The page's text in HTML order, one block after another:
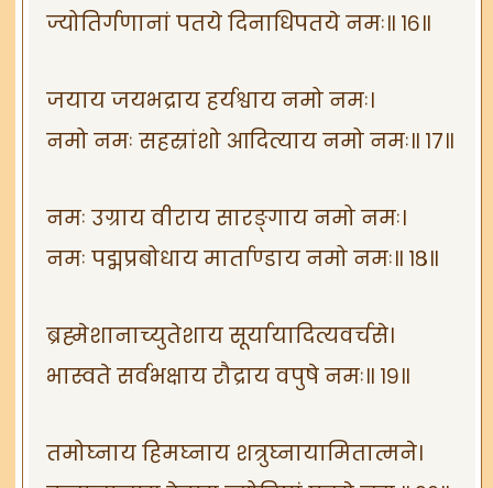
ज्योतिर्गणानां पतये दिनाधिपतये नमः॥ १६॥
जयाय जयभद्राय हर्यश्वाय नमो नमः।
नमो नमः सहस्रांशो आदित्याय नमो नमः॥ १७॥
नमः उग्राय वीराय सारङ्गाय नमो नमः।
नमः पद्मप्रबोधाय मार्ताण्डाय नमो नमः॥ १८॥
ब्रह्मेशानाच्युतेशाय सूर्यायादित्यवर्चसे।
भास्वते सर्वभक्षाय रौद्राय वपुषे नमः॥ १९॥
तमोघ्नाय हिमघ्नाय शत्रुघ्नायामितात्मने।